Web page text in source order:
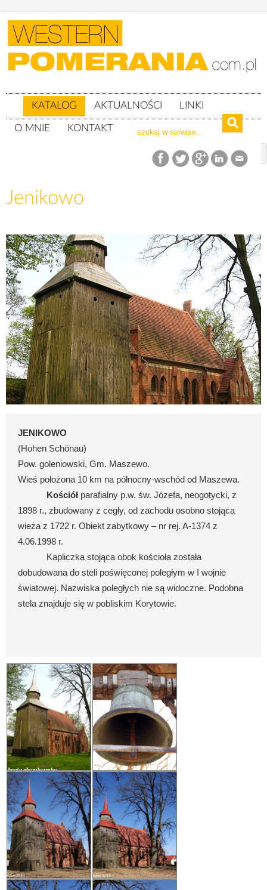
KATALOG AKTUALNOŚCI LINKI
O MNIE KONTAKT
woj. zachodniopomorskie
Jenikowo
JENIKOWO
(Hohen Schönau)
Pow. goleniowski, Gm. Maszewo.
Wieś położona 10 km na północny-wschód od Maszewa.
Kościół parafialny p.w. św. Józefa, neogotycki, z
1898 r., zbudowany z cegły, od zachodu osobno stojąca
wieża z 1722 r. Obiekt zabytkowy – nr rej. A-1374 z
4.06.1998 r.
Kapliczka stojąca obok kościoła została
dobudowana do steli poświęconej poległym w I wojnie
światowej. Nazwiska poległych nie są widoczne. Podobna
stela znajduje się w pobliskim Korytowie.